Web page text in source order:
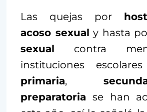
Las quejas por
acoso sexual y hasta
sexual contra
instituciones
primaria,
preparatoria se han